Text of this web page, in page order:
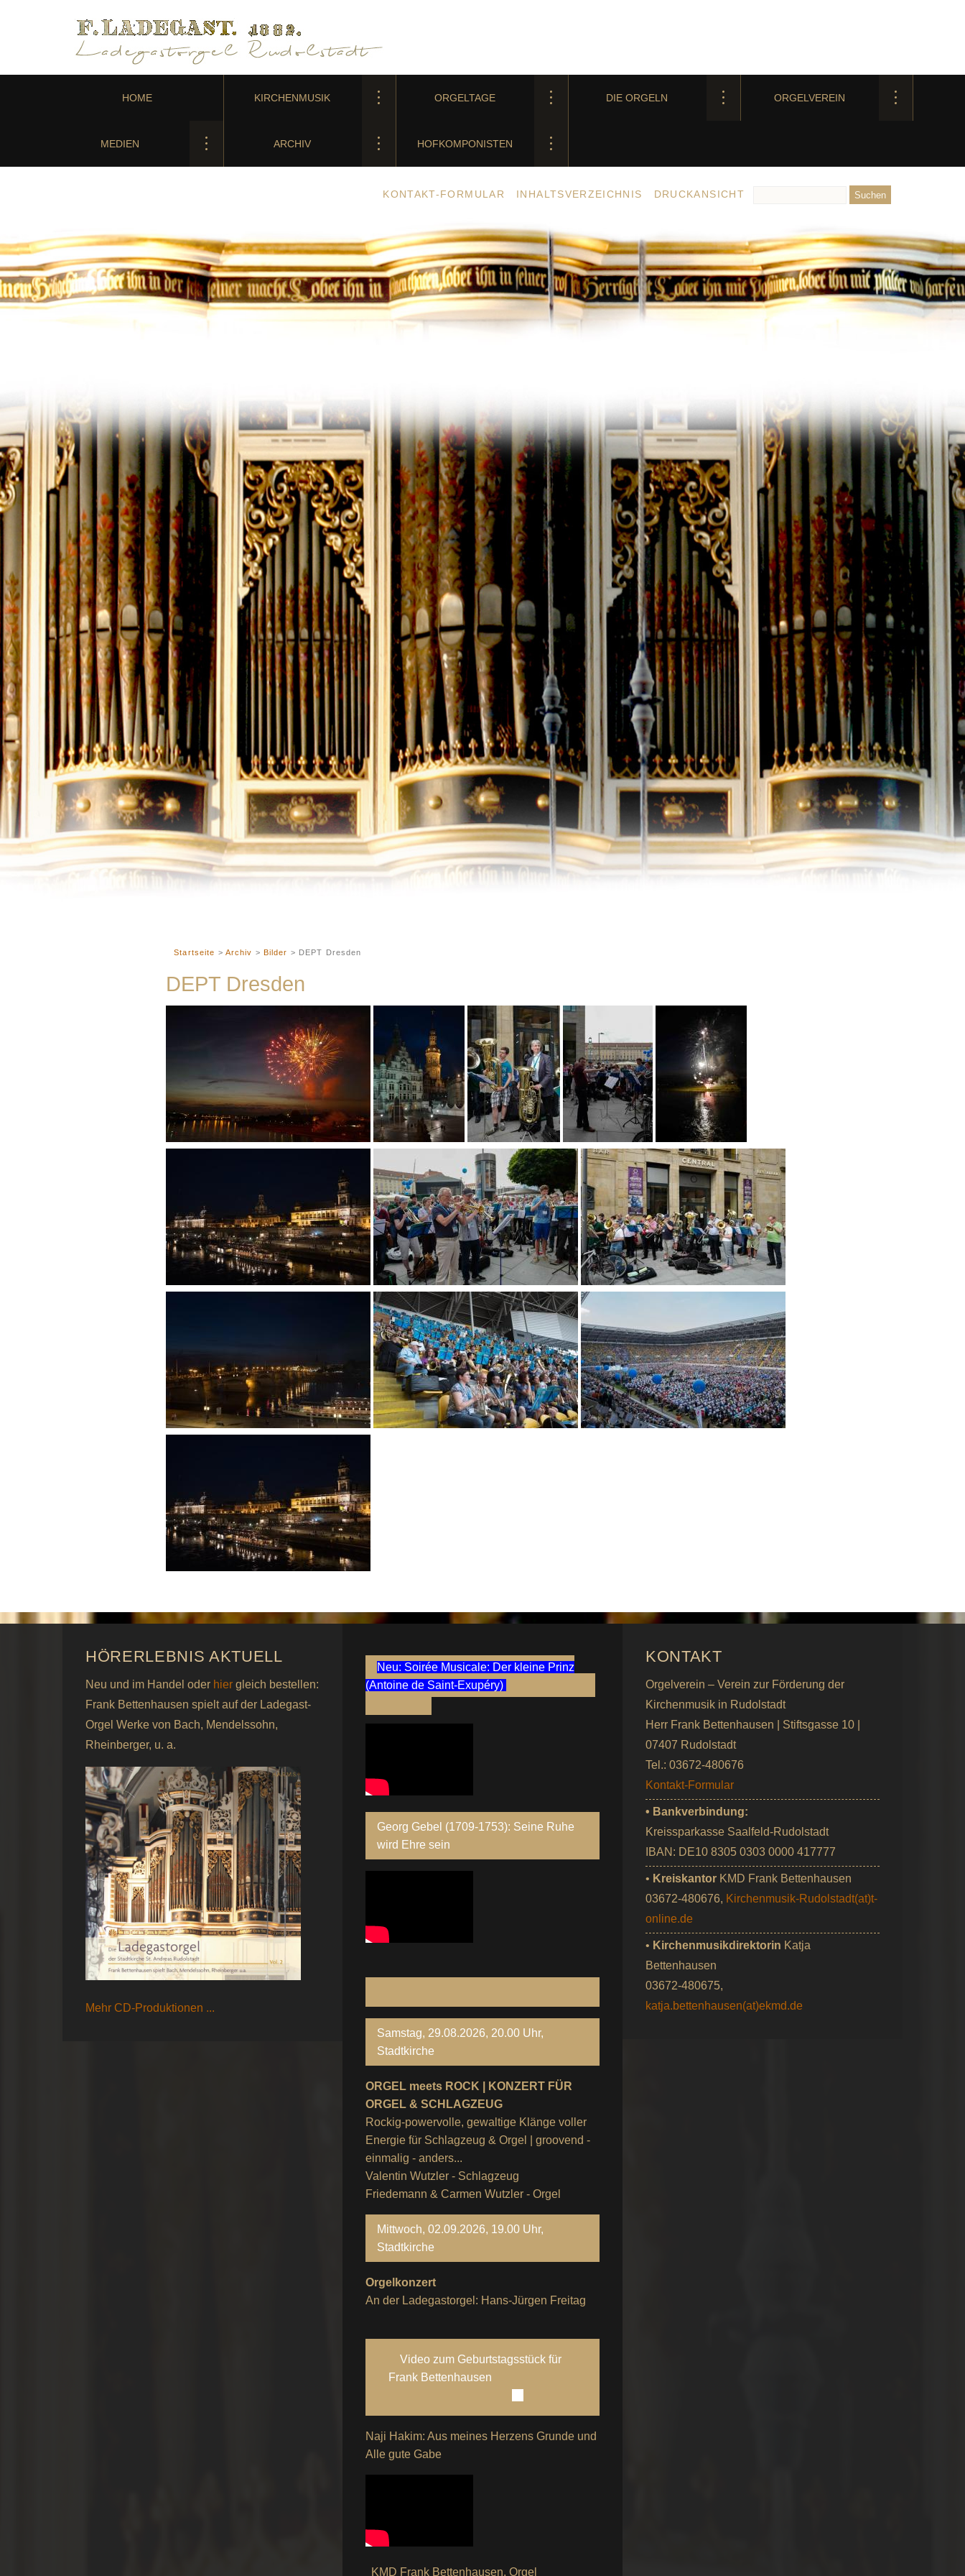
HOME KIRCHENMUSIK ORGELTAGE DIE ORGELN ORGELVEREIN
MEDIEN ARCHIV HOFKOMPONISTEN
KONTAKT-FORMULAR INHALTSVERZEICHNIS DRUCKANSICHT
Startseite > Archiv > Bilder > DEPT Dresden
DEPT Dresden
HÖRERLEBNIS AKTUELL
Neu und im Handel oder hier gleich bestellen:
Frank Bettenhausen spielt auf der Ladegast-
Orgel Werke von Bach, Mendelssohn,
Rheinberger, u. a.
Mehr CD-Produktionen ...
Neu: Soirée Musicale: Der kleine Prinz
(Antoine de Saint-Exupéry)
Georg Gebel (1709-1753): Seine Ruhe
wird Ehre sein
Samstag, 29.08.2026, 20.00 Uhr,
Stadtkirche
ORGEL meets ROCK | KONZERT FÜR
ORGEL & SCHLAGZEUG
Rockig-powervolle, gewaltige Klänge voller
Energie für Schlagzeug & Orgel | groovend -
einmalig - anders...
Valentin Wutzler - Schlagzeug
Friedemann & Carmen Wutzler - Orgel
Mittwoch, 02.09.2026, 19.00 Uhr,
Stadtkirche
Orgelkonzert
An der Ladegastorgel: Hans-Jürgen Freitag
Video zum Geburtstagsstück für
Frank Bettenhausen
Naji Hakim: Aus meines Herzens Grunde und
Alle gute Gabe
KMD Frank Bettenhausen, Orgel
KONTAKT
Orgelverein – Verein zur Förderung der
Kirchenmusik in Rudolstadt
Herr Frank Bettenhausen | Stiftsgasse 10 |
07407 Rudolstadt
Tel.: 03672-480676
Kontakt-Formular
• Bankverbindung:
Kreissparkasse Saalfeld-Rudolstadt
IBAN: DE10 8305 0303 0000 417777
• Kreiskantor KMD Frank Bettenhausen
03672-480676, Kirchenmusik-Rudolstadt(at)t-
online.de
• Kirchenmusikdirektorin Katja
Bettenhausen
03672-480675,
katja.bettenhausen(at)ekmd.de